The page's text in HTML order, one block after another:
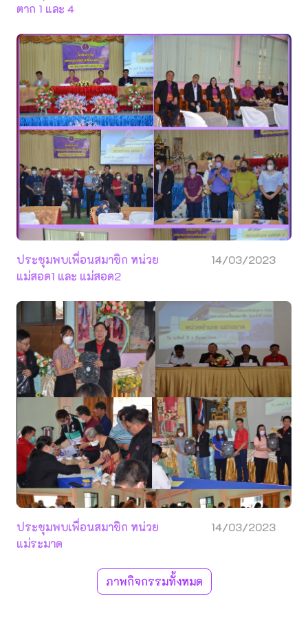
ตาก 1 และ 4
ประชุมพบเพื่อนสมาชิก หน่วย
แม่สอด1 และ แม่สอด2
14/03/2023
ประชุมพบเพื่อนสมาชิก หน่วย
แม่ระมาด
14/03/2023
ภาพกิจกรรมทั้งหมด